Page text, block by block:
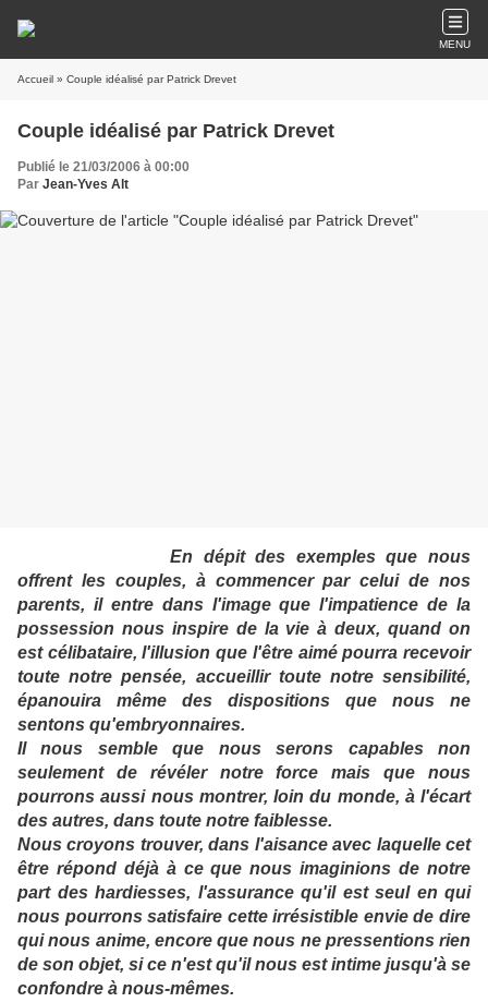
MENU
Accueil » Couple idéalisé par Patrick Drevet
Couple idéalisé par Patrick Drevet
Publié le 21/03/2006 à 00:00
Par Jean-Yves Alt
En dépit des exemples que nous
offrent les couples, à commencer par celui de nos
parents, il entre dans l'image que l'impatience de la
possession nous inspire de la vie à deux, quand on
est célibataire, l'illusion que l'être aimé pourra recevoir
toute notre pensée, accueillir toute notre sensibilité,
épanouira même des dispositions que nous ne
sentons qu'embryonnaires.
Il nous semble que nous serons capables non
seulement de révéler notre force mais que nous
pourrons aussi nous montrer, loin du monde, à l'écart
des autres, dans toute notre faiblesse.
Nous croyons trouver, dans l'aisance avec laquelle cet
être répond déjà à ce que nous imaginions de notre
part des hardiesses, l'assurance qu'il est seul en qui
nous pourrons satisfaire cette irrésistible envie de dire
qui nous anime, encore que nous ne pressentions rien
de son objet, si ce n'est qu'il nous est intime jusqu'à se
confondre à nous-mêmes.